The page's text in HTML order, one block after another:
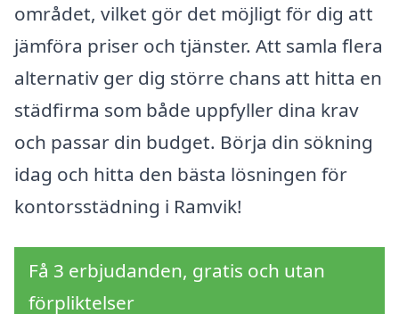
området, vilket gör det möjligt för dig att
jämföra priser och tjänster. Att samla flera
alternativ ger dig större chans att hitta en
städfirma som både uppfyller dina krav
och passar din budget. Börja din sökning
idag och hitta den bästa lösningen för
kontorsstädning i Ramvik!
Få 3 erbjudanden, gratis och utan
förpliktelser